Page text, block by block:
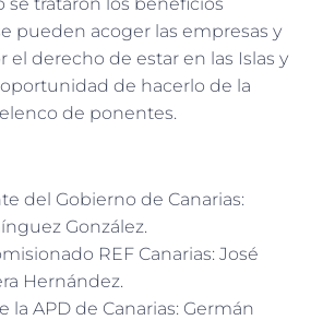
pueden acoger las empresas y
el derecho de estar en las Islas y
de hacerlo de la
de ponentes.
del Gobierno de Canarias:
González.
REF Canarias: José
Hernández.
la APD de Canarias: Germán